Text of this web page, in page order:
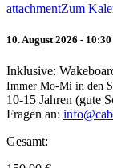
attachmentZum
10. August 2026 -
Inklusive:
Immer Mo-Mi in den
10-15 Jahren (gute
Fragen an:
Gesamt: